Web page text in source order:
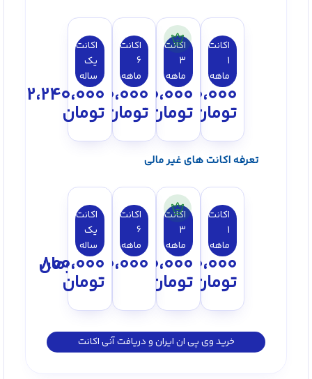
اکانت
1
ماهه
300،000
تومان
اکانت
3
ماهه
750،000
تومان
اکانت
6
ماهه
1،350،000
تومان
اکانت
یک
ساله
2،240،000
تومان
تعرفه اکانت های غیر مالی
اکانت
1
ماهه
150،000
تومان
اکانت
3
ماهه
250،000
تومان
اکانت
6
ماهه
450،000تومان
اکانت
یک
ساله
800،000
تومان
خرید وی پی ان ایران و دریافت آنی اکانت